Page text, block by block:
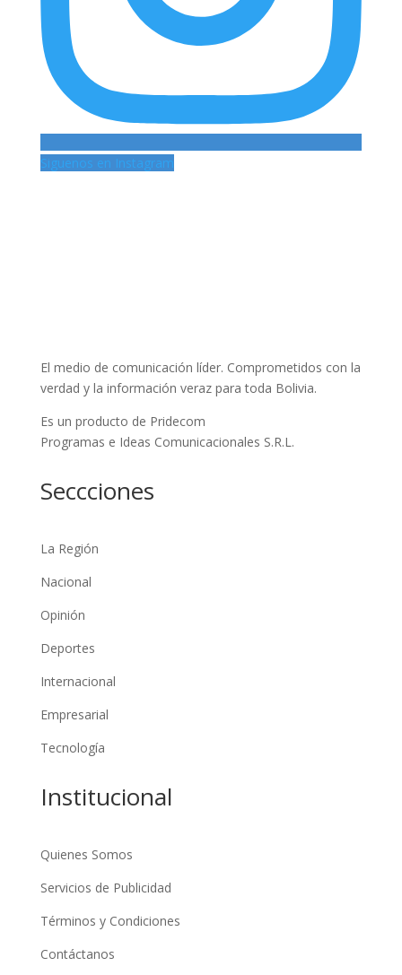
Siguenos en Instagram
El medio de comunicación líder. Comprometidos con la
verdad y la información veraz para toda Bolivia.
Es un producto de Pridecom
Programas e Ideas Comunicacionales S.R.L.
Seccciones
La Región
Nacional
Opinión
Deportes
Internacional
Empresarial
Tecnología
Institucional
Quienes Somos
Servicios de Publicidad
Términos y Condiciones
Contáctanos